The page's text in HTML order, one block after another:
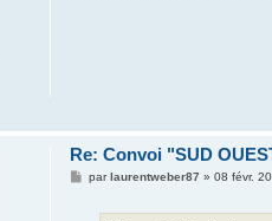
Re: Convoi "SUD
Mparlaurentweber87 » 08 févr.